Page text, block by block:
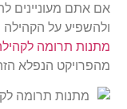
אם אתם מעוניינים
ולהשפיע על
מתנות תרומה
מהפרויקט הנפלא